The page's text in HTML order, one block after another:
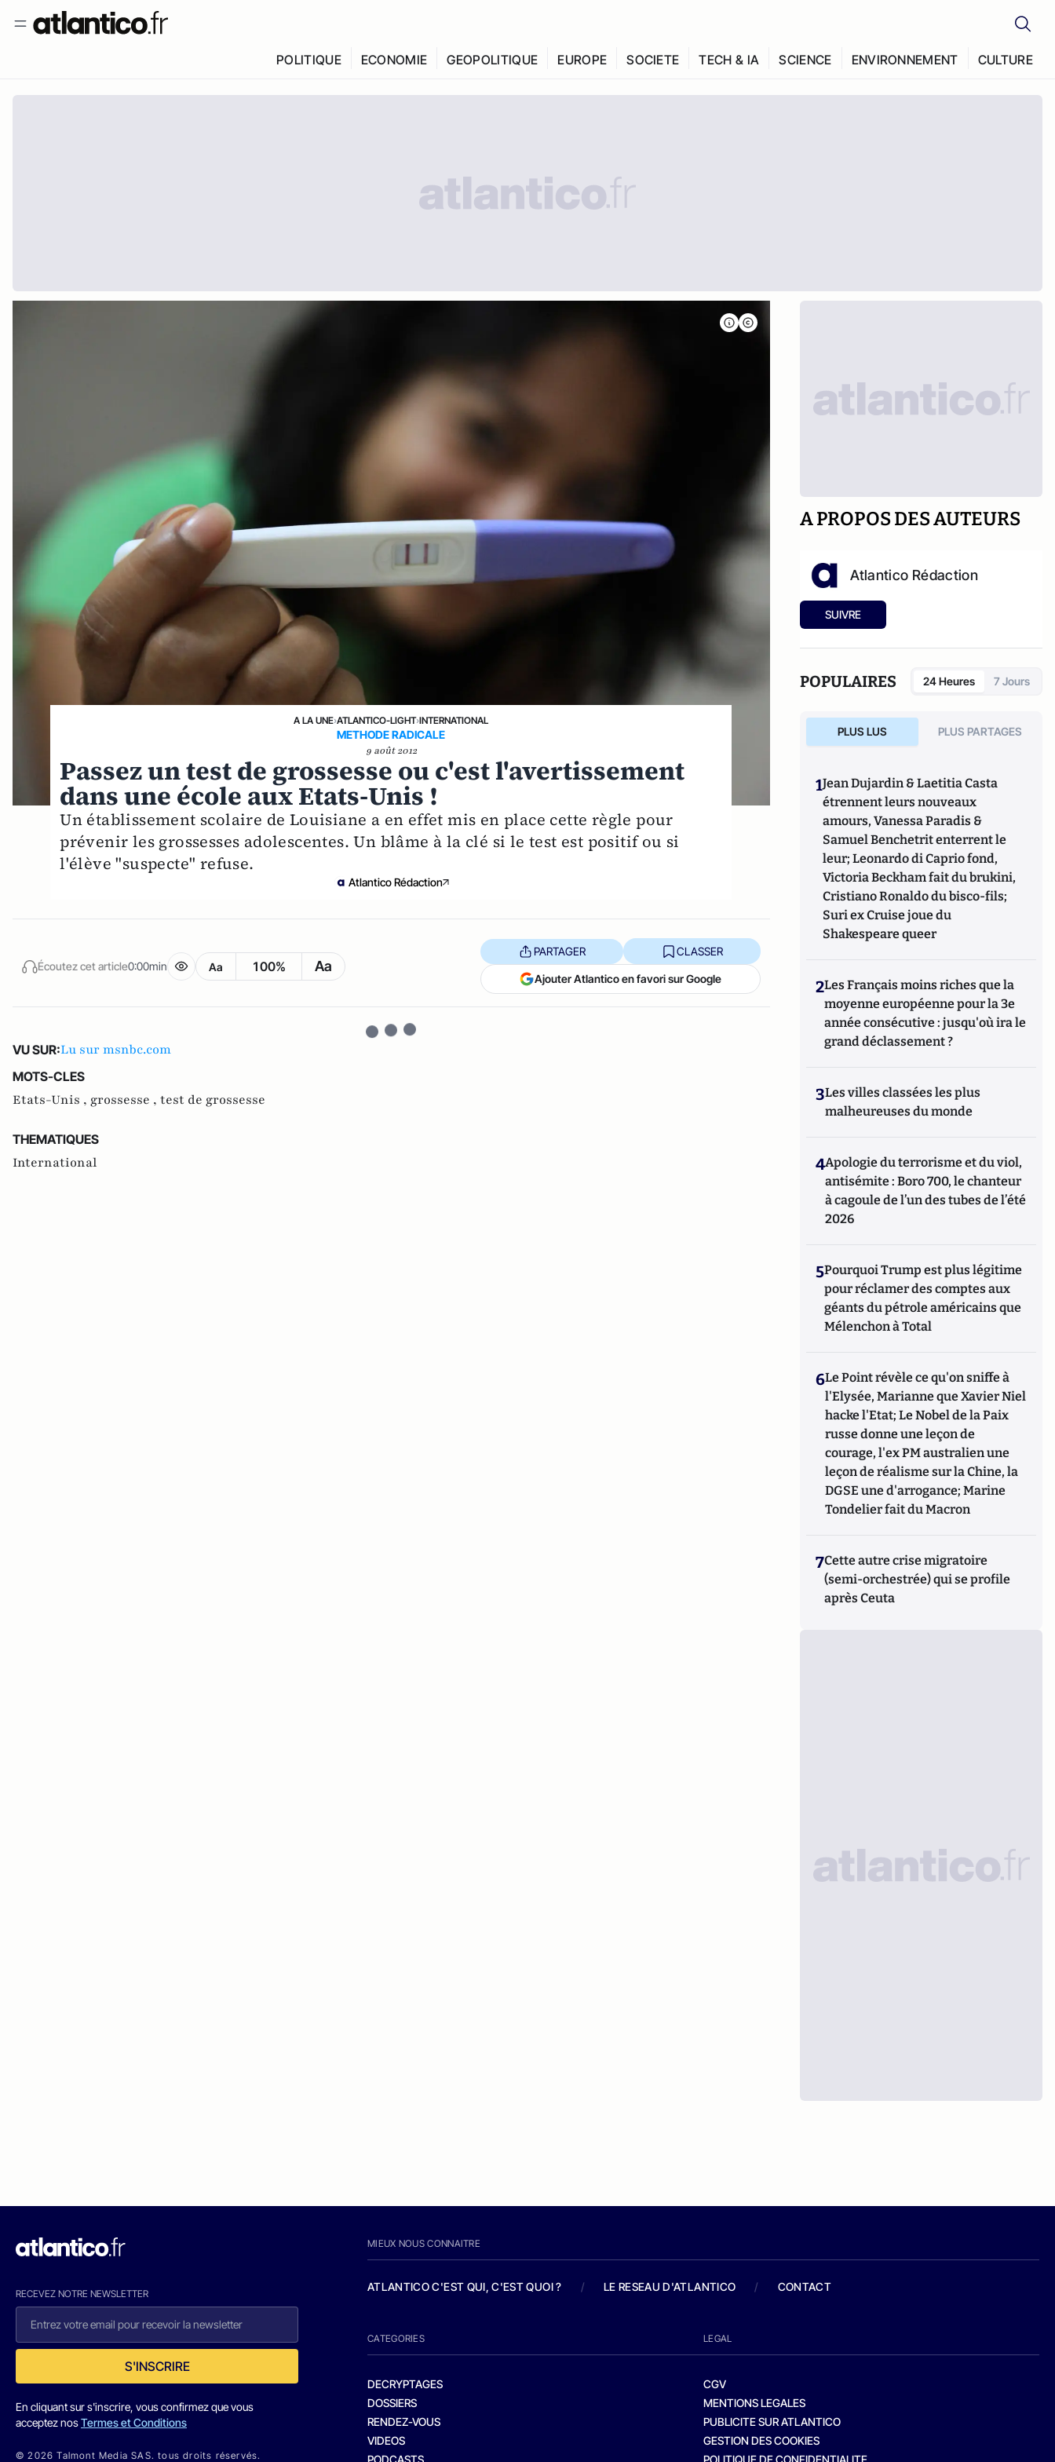
POLITIQUE ECONOMIE GEOPOLITIQUE EUROPE SOCIETE TECH & IA SCIENCE ENVIRONNEMENT CULTURE
A LA UNE›ATLANTICO-LIGHT›INTERNATIONAL
METHODE RADICALE
9 août 2012
Passez un test de grossesse ou c'est l'avertissement
dans une école aux Etats-Unis !
Un établissement scolaire de Louisiane a en effet mis en place cette règle pour
prévenir les grossesses adolescentes. Un blâme à la clé si le test est positif ou si
l'élève "suspecte" refuse.
Atlantico Rédaction
Écoutez cet article0:00min Aa 100% Aa
PARTAGER CLASSER
Ajouter Atlantico en favori sur Google
VU SUR:Lu sur msnbc.com
MOTS-CLES
Etats-Unis , grossesse , test de grossesse
THEMATIQUES
International
A PROPOS DES AUTEURS
Atlantico Rédaction
SUIVRE
POPULAIRES 24 Heures 7 Jours
PLUS LUS PLUS PARTAGES
1Jean Dujardin & Laetitia Casta
étrennent leurs nouveaux
amours, Vanessa Paradis &
Samuel Benchetrit enterrent le
leur; Leonardo di Caprio fond,
Victoria Beckham fait du brukini,
Cristiano Ronaldo du bisco-fils;
Suri ex Cruise joue du
Shakespeare queer
2Les Français moins riches que la
moyenne européenne pour la 3e
année consécutive : jusqu'où ira le
grand déclassement ?
3Les villes classées les plus
malheureuses du monde
4Apologie du terrorisme et du viol,
antisémite : Boro 700, le chanteur
à cagoule de l’un des tubes de l’été
2026
5Pourquoi Trump est plus légitime
pour réclamer des comptes aux
géants du pétrole américains que
Mélenchon à Total
6Le Point révèle ce qu'on sniffe à
l'Elysée, Marianne que Xavier Niel
hacke l'Etat; Le Nobel de la Paix
russe donne une leçon de
courage, l'ex PM australien une
leçon de réalisme sur la Chine, la
DGSE une d'arrogance; Marine
Tondelier fait du Macron
7Cette autre crise migratoire
(semi-orchestrée) qui se profile
après Ceuta
RECEVEZ NOTRE NEWSLETTER
S'INSCRIRE
En cliquant sur s'inscrire, vous confirmez que vous
acceptez nosTermes et Conditions
© 2026 Talmont Media SAS. tous droits réservés.
MIEUX NOUS CONNAITRE
ATLANTICO C'EST QUI, C'EST QUOI ? / LE RESEAU D'ATLANTICO / CONTACT
CATEGORIES
DECRYPTAGES
DOSSIERS
RENDEZ-VOUS
VIDEOS
PODCASTS
LEGAL
CGV
MENTIONS LEGALES
PUBLICITE SUR ATLANTICO
GESTION DES COOKIES
POLITIQUE DE CONFIDENTIALITE